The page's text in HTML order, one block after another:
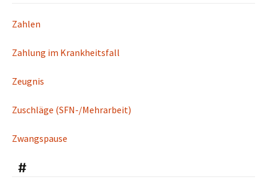
Zahlen
Zahlung im Krankheitsfall
Zeugnis
Zuschläge (SFN-/Mehrarbeit)
Zwangspause
#